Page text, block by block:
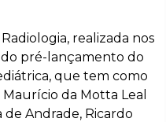
realizada nos
do pré-lançamento do
que tem como
da Motta Leal
de Andrade, Ricardo